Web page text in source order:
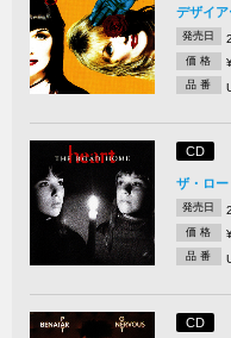
デザイ
発売日
価 格
品 番
CD
ザ・ロ
発売日
価 格
品 番
CD